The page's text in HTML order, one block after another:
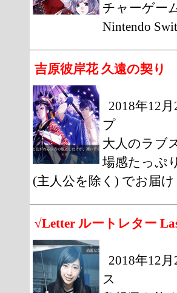
チャーゲー
Nintendo
吉原彼岸花 久遠の契り
2018年12
プ
大人のラブ
場感たっぷ
(主人公を除く) でお届け
√Letter ルートレター
2018年12
ス